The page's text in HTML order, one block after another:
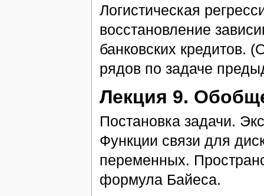
Логистическая
восстановление
банковских кредитов.
рядов по задаче
Лекция 9.
Постановка задачи.
Функции связи для
переменных.
формула Байеса.